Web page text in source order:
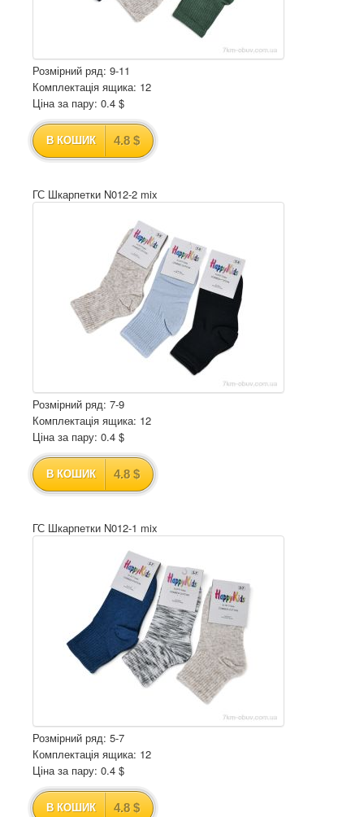
Розмірний ряд: 9-11
Комплектація ящика: 12
Ціна за пару: 0.4 $
В КОШИК 4.8 $
ГС Шкарпетки N012-2 mix
Розмірний ряд: 7-9
Комплектація ящика: 12
Ціна за пару: 0.4 $
В КОШИК 4.8 $
ГС Шкарпетки N012-1 mix
Розмірний ряд: 5-7
Комплектація ящика: 12
Ціна за пару: 0.4 $
В КОШИК 4.8 $